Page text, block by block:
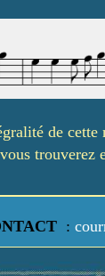
de cette
trouverez
: